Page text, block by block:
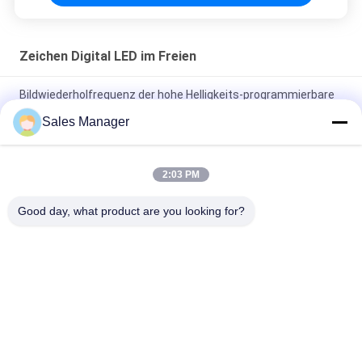
Zeichen Digital LED im Freien
Bildwiederholfrequenz der hohe Helligkeits-programmierbare
geführte Zeichen-3840HZ im Freien
Zeichen des Bildschirm-P6 Digital LED SMD3535 im Freien mit
mit Helligkeit 5000mcd
Sales Manager
2:03 PM
Good day, what product are you looking for?